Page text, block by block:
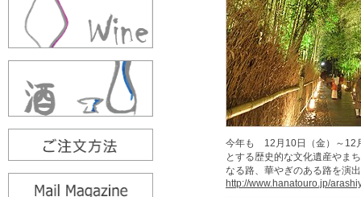
今年も 12月10日（金）～12
とする歴史的な文化遺産やま
なる路、華やぎのある路を演
http://www.hanatouro.jp/